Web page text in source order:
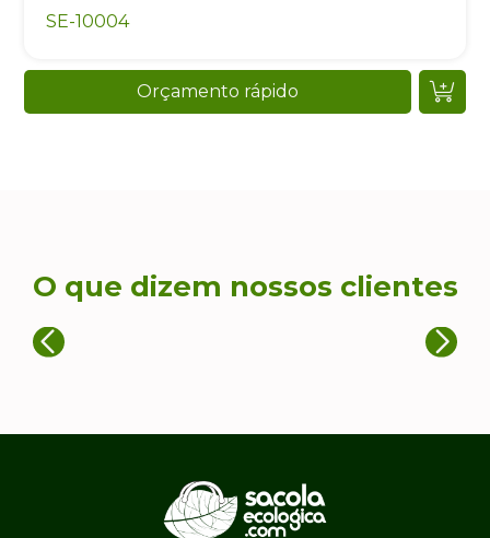
SE-10004
Orçamento rápido
O que dizem nossos clientes